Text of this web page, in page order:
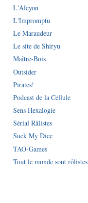
L'Alcyon
L'Impromptu
Le Maraudeur
Le site de Shiryu
Maître-Bois
Outsider
Pirates!
Podcast de la Cellule
Sens Hexalogie
Sérial Râlistes
Suck My Dice
TAO-Games
Tout le monde sont rôlistes